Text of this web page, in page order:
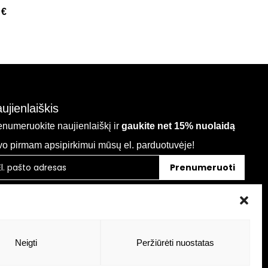
Neigti Peržiūrėti nuostatas
€
naujienlaiškį ir gaukite net 15% nuolaidą
pirmam apsipirkimui mūsų el. parduotuvėje!
Prenumeruoti